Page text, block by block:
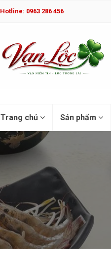
Hotline: 0963 286 456
Trang chủ Sản phẩm